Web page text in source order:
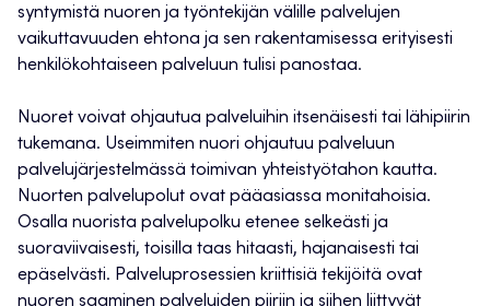
syntymistä nuoren ja työntekijän välille palvelujen
vaikuttavuuden ehtona ja sen rakentamisessa erityisesti
henkilökohtaiseen palveluun tulisi panostaa.
Nuoret voivat ohjautua palveluihin itsenäisesti tai lähipiirin
tukemana. Useimmiten nuori ohjautuu palveluun
palvelujärjestelmässä toimivan yhteistyötahon kautta.
Nuorten palvelupolut ovat pääasiassa monitahoisia.
Osalla nuorista palvelupolku etenee selkeästi ja
suoraviivaisesti, toisilla taas hitaasti, hajanaisesti tai
epäselvästi. Palveluprosessien kriittisiä tekijöitä ovat
nuoren saaminen palveluiden piiriin ja siihen liittyvät